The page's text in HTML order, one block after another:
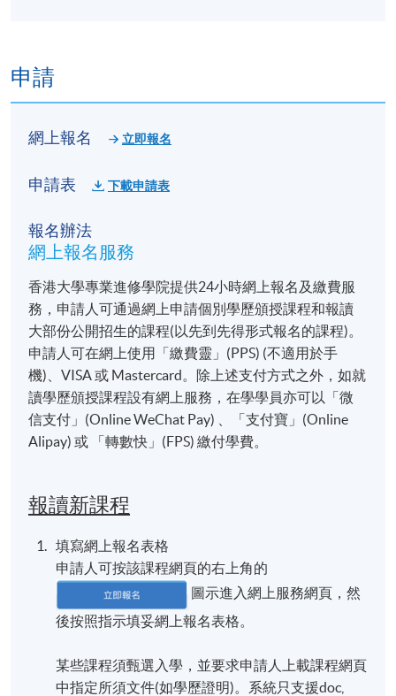
申請
網上報名 立即報名
申請表 下載申請表
報名辦法
網上報名服務
香港大學專業進修學院提供24小時網上報名及繳費服
務，申請人可通過網上申請個別學歷頒授課程和報讀
大部份公開招生的課程(以先到先得形式報名的課程)。
申請人可在網上使用「繳費靈」(PPS) (不適用於手
機)、VISA 或 Mastercard。除上述支付方式之外，如就
讀學歷頒授課程設有網上服務，在學學員亦可以「微
信支付」(Online WeChat Pay) 、「支付寶」(Online
Alipay) 或 「轉數快」(FPS) 繳付學費。
報讀新課程
填寫網上報名表格
申請人可按該課程網頁的右上角的
圖示進入網上服務網頁，然
後按照指示填妥網上報名表格。
某些課程須甄選入學，並要求申請人上載課程網頁
中指定所須文件(如學歷證明)。系統只支援doc,